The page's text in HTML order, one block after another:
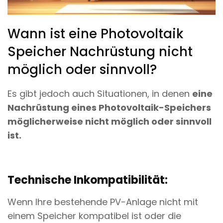
Wann ist eine Photovoltaik
Speicher Nachrüstung nicht
möglich oder sinnvoll?
Es gibt jedoch auch Situationen, in denen eine
Nachrüstung eines Photovoltaik-Speichers
möglicherweise nicht möglich oder sinnvoll
ist.
Technische Inkompatibilität:
Wenn Ihre bestehende PV-Anlage nicht mit
einem Speicher kompatibel ist oder die